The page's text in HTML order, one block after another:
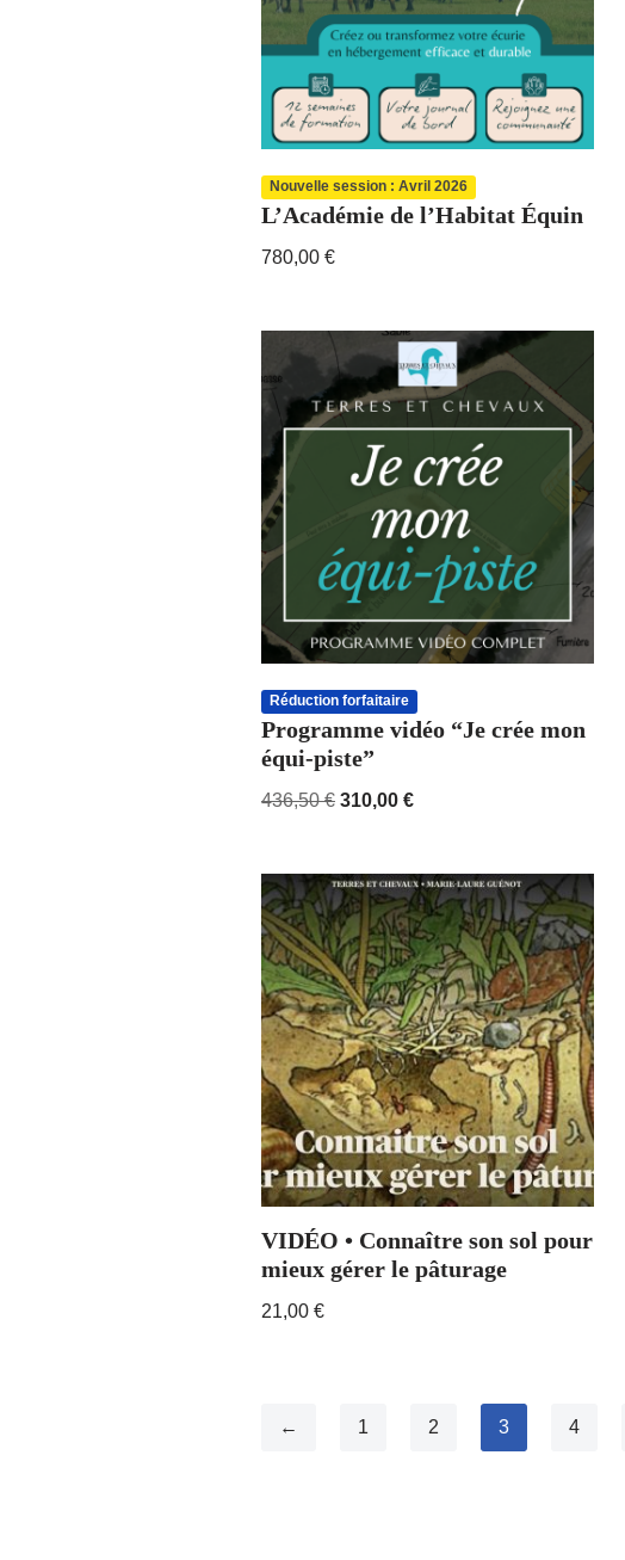
Nouvelle session : Avril 2026
L’Académie de l’Habitat Équin
780,00 €
Réduction forfaitaire
Programme vidéo “Je crée mon
équi-piste”
436,50€ 310,00 €
VIDÉO • Connaître son sol pour
mieux gérer le pâturage
21,00 €
← 1 2 3 4